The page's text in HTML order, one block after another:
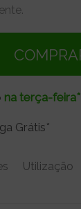
na terça-feira*
Grátis*
Utilização